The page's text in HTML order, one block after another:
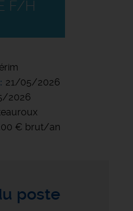
F/H
21/05/2026
2026
€ brut/an
poste